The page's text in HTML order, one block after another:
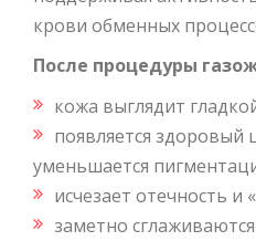
крови обменных
После процедуры
кожа выглядит
появляется здоровый
уменьшается
исчезает отечность и
заметно